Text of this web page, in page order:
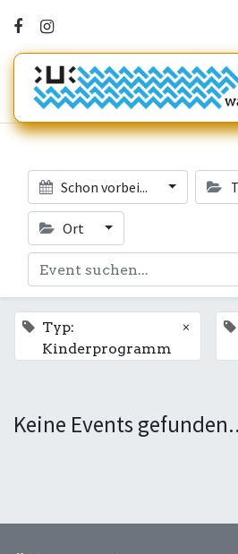
Schon vorbei...
Ort
Typ:
Kinderprogramm
×
Keine Events gefunden..